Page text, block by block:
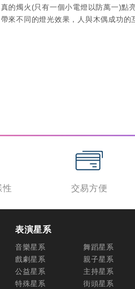
的燭火(只有一個小電燈以防萬一)點
來不同的燈光效果，人與木偶成功
性 交易方便
表演星系
音樂星系
舞蹈星系
戲劇星系
親子星系
公益星系
主持星系
特殊星系
街頭星系